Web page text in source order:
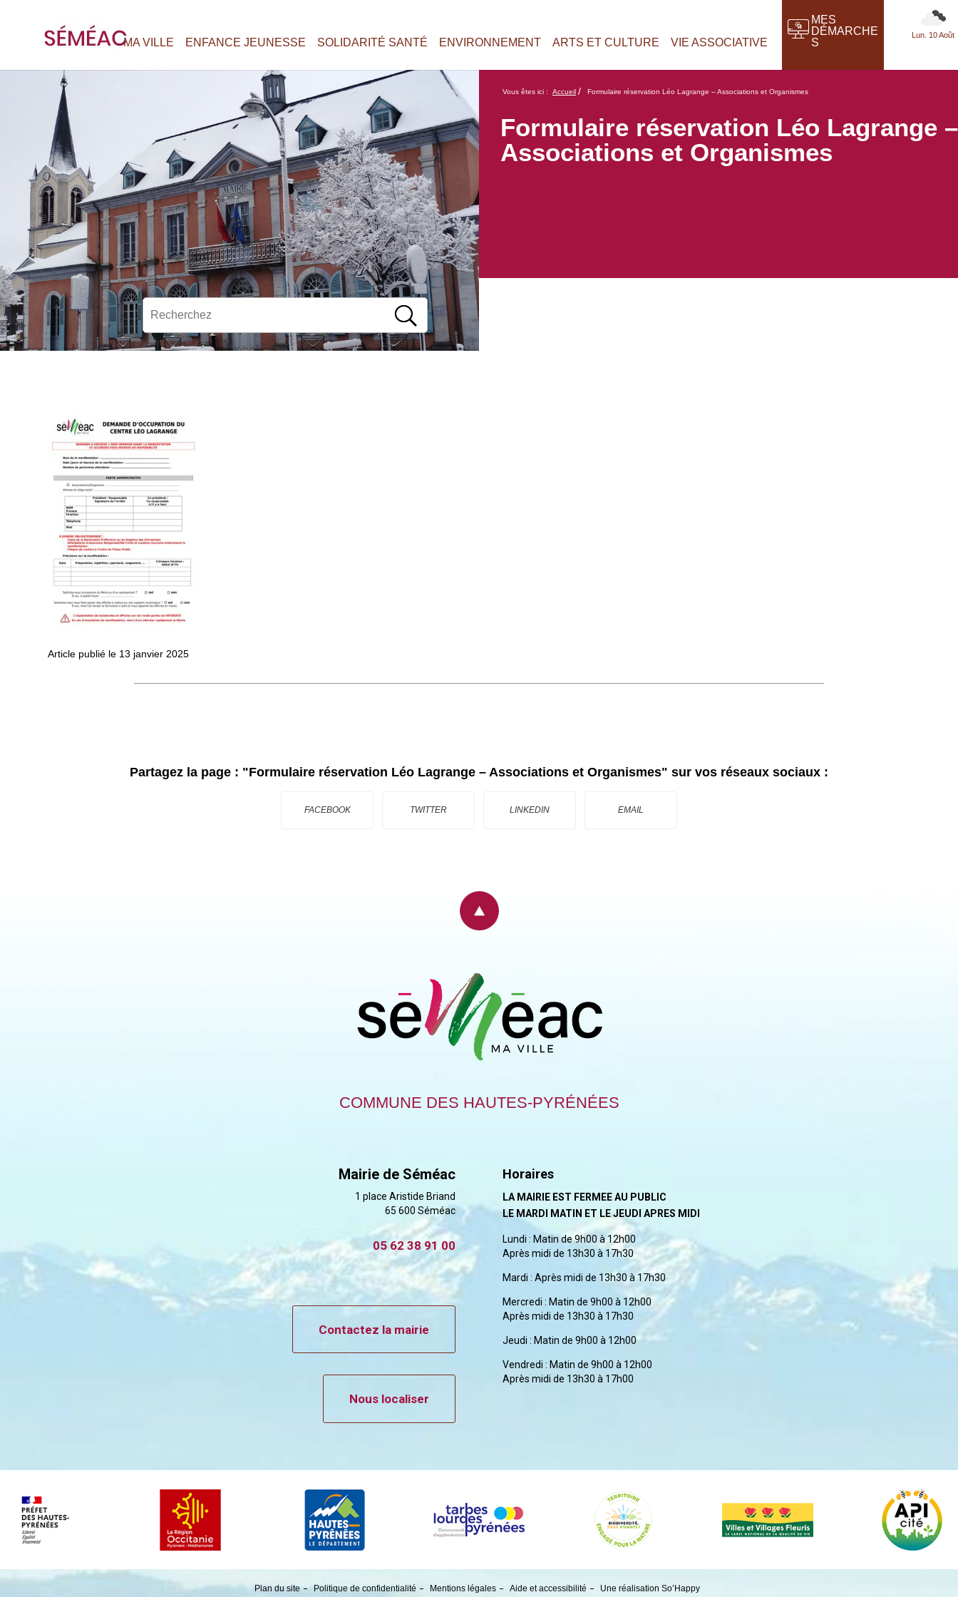
Couvert
MA VILLE ENFANCE JEUNESSE SOLIDARITÉ SANTÉ ENVIRONNEMENT ARTS ET CULTURE VIE ASSOCIATIVE
MES
DÉMARCHE
S
Vous êtes ici : Accueil / Formulaire réservation Léo Lagrange – Associations et Organismes
Formulaire réservation Léo Lagrange –
Associations et Organismes
Article publié le 13 janvier 2025
Partagez la page : "Formulaire réservation Léo Lagrange – Associations et Organismes" sur vos réseaux sociaux :
FACEBOOK TWITTER LINKEDIN EMAIL
COMMUNE DES HAUTES-PYRÉNÉES
Mairie de Séméac
1 place Aristide Briand
65 600 Séméac
05 62 38 91 00
Contactez la mairie
Nous localiser
Horaires
LA MAIRIE EST FERMEE AU PUBLIC
LE MARDI MATIN ET LE JEUDI APRES MIDI
Lundi : Matin de 9h00 à 12h00
Après midi de 13h30 à 17h30
Mardi : Après midi de 13h30 à 17h30
Mercredi : Matin de 9h00 à 12h00
Après midi de 13h30 à 17h30
Jeudi : Matin de 9h00 à 12h00
Vendredi : Matin de 9h00 à 12h00
Après midi de 13h30 à 17h00
Plan du site Politique de confidentialité Mentions légales Aide et accessibilité Une réalisation So’Happy